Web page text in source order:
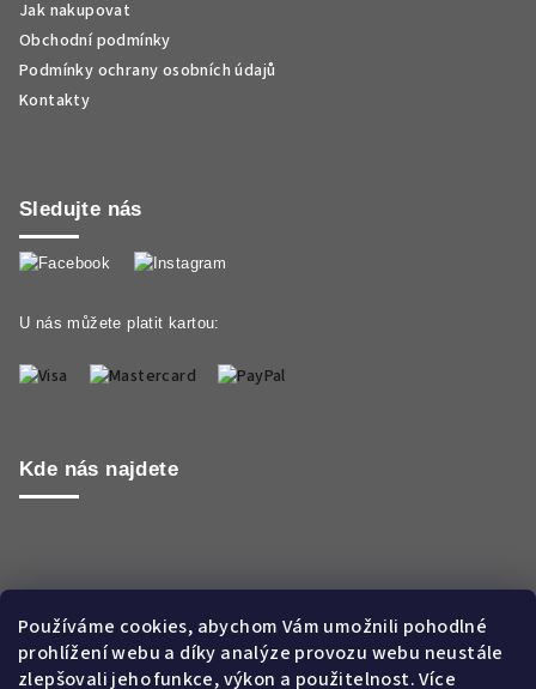
Používáme cookies, abychom Vám umožnili pohodlné
prohlížení webu a díky analýze provozu webu neustále
zlepšovali jeho funkce, výkon a použitelnost. Více
Jak nakupovat
Obchodní podmínky
Podmínky ochrany osobních údajů
Kontakty
Sledujte nás
U nás můžete platit kartou:
Kde nás najdete